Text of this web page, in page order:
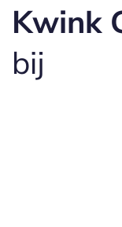
Kwink
bij